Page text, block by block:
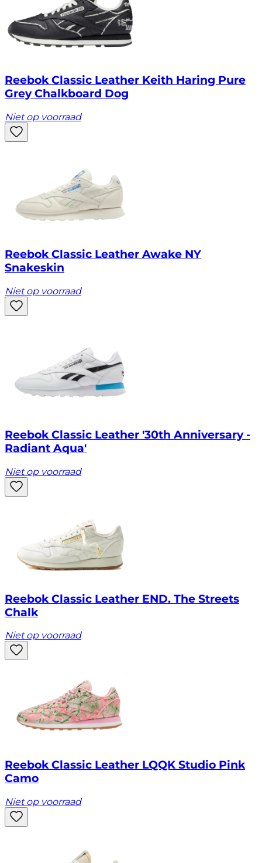
Reebok Classic Leather Keith Haring Pure
Grey Chalkboard Dog
Niet op voorraad
Reebok Classic Leather Awake NY
Snakeskin
Niet op voorraad
Reebok Classic Leather '30th Anniversary -
Radiant Aqua'
Niet op voorraad
Reebok Classic Leather END. The Streets
Chalk
Niet op voorraad
Reebok Classic Leather LQQK Studio Pink
Camo
Niet op voorraad